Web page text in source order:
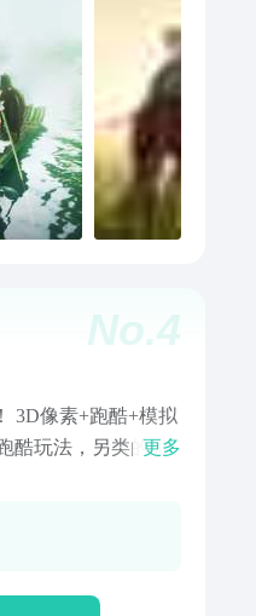
No.4
3D像素+跑酷+模拟
酷玩法，另类的游
妙走位+手疾眼
更多